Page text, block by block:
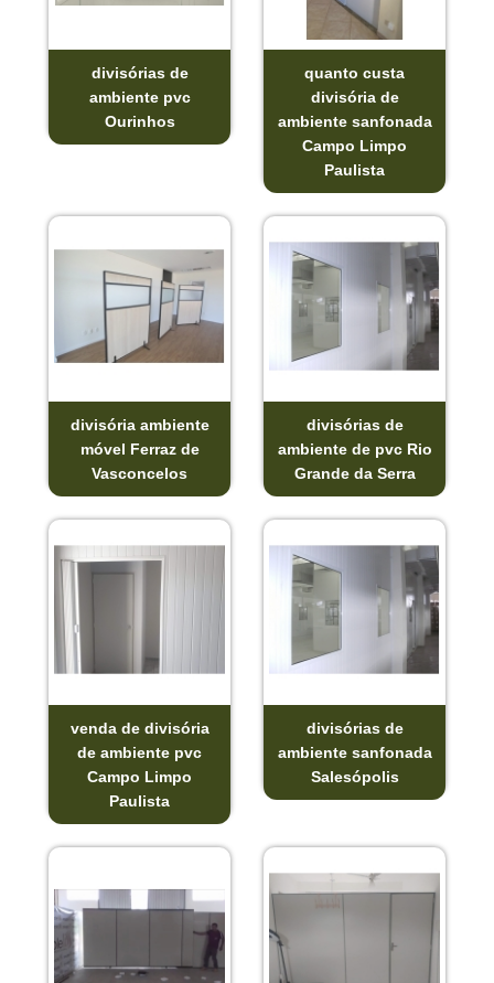
divisórias de
ambiente pvc
Ourinhos
quanto custa
divisória de
ambiente sanfonada
Campo Limpo
Paulista
divisória ambiente
móvel Ferraz de
Vasconcelos
divisórias de
ambiente de pvc Rio
Grande da Serra
venda de divisória
de ambiente pvc
Campo Limpo
Paulista
divisórias de
ambiente sanfonada
Salesópolis